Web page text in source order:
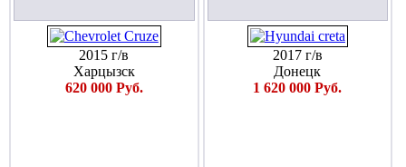
2015 г/в
Харцызск
620 000 Руб.
2017 г/в
Донецк
1 620 000 Руб.